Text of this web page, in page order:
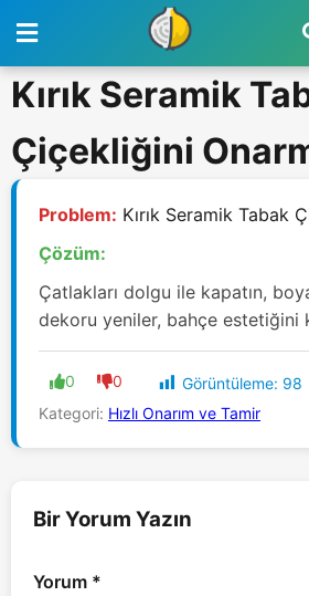
Kırık Seramik
Çiçekliğini
Problem: Kırık Seramik Tabak
Çözüm:
Çatlakları dolgu ile kapatın,
dekoru yeniler, bahçe estetiğini
0 0 Görüntüleme: 98
Kategori: Hızlı Onarım ve Tamir
Bir Yorum Yazın
Yorum *